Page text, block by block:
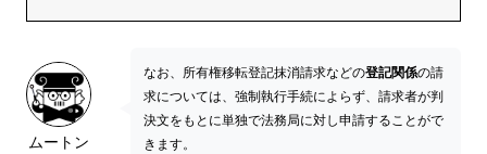
ムートン
なお、所有権移転登記抹消請求などの登記関係の請
求については、強制執行手続によらず、請求者が判
決文をもとに単独で法務局に対し申請することがで
きます。